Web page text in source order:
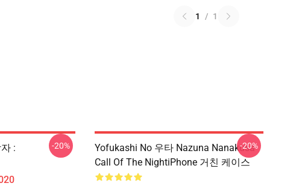
1 / 1
: -20%
Yofukashi No 우타 Nazuna Nanakusa
Call Of The NightiPhone 거친 케이스
-20%